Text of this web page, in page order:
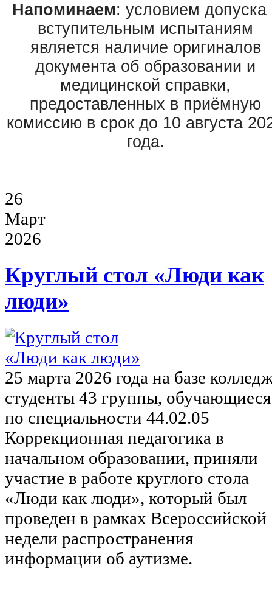
Напоминаем: условием допуска
вступительным испытаниям
является наличие оригиналов
документа об образовании и
медицинской справки,
предоставленных в приёмную
комиссию в срок до 10 августа
года.
26
Март
2026
Круглый стол «Люди как
люди»
25 марта 2026 года на базе
студенты 43 группы, обучающиеся
по специальности 44.02.05
Коррекционная педагогика в
начальном образовании, приняли
участие в работе круглого стола
«Люди как люди», который был
проведен в рамках Всероссийской
недели распространения
информации об аутизме.